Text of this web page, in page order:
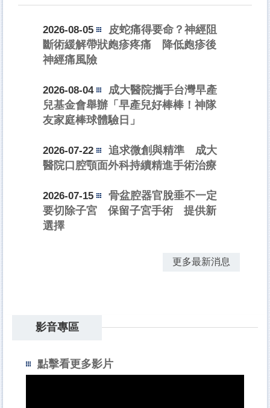
2026-08-05
皮蛇痛得要命？神經阻
斷術緩解帶狀皰疹疼痛 降低皰疹後
神經痛風險
2026-08-04
成大醫院攜手台灣早產
兒基金會舉辦「早產兒好棒棒！神隊
友家庭棒球體驗日」
2026-07-22
追求微創與精準 成大
醫院口腔顎面外科持續精進手術治療
2026-07-15
骨盆腔器官脫垂不一定
要切除子宮 保留子宮手術 提供新
選擇
更多最新消息
影音專區
點擊看更多影片